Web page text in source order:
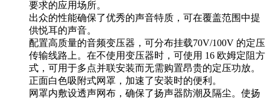
要求的应用场所。
出众的性能确保了优秀的声音特质，可在覆盖范围中提
供悦耳的声音。
配置高质量的音频变压器，可分布挂载70V/100V 的定压
传输线路上。在不使用变压器时，可使用 16 欧姆定阻方
式，可用于多点并联安装而无需购置昂贵的定压功放。
正面白色吸附式网罩，加速了安装时的便利。
网罩内敷设透声网布，确保了扬声器防潮及隔尘。使扬